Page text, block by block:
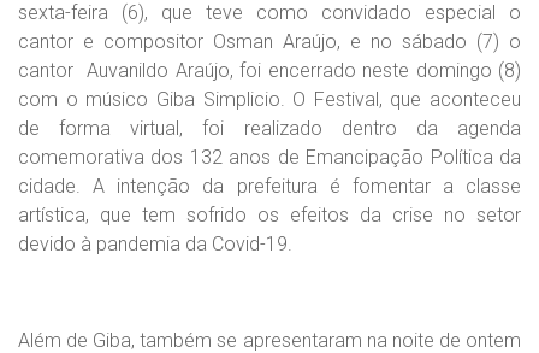
sexta-feira (6), que teve como convidado especial o
cantor e compositor Osman Araújo, e no sábado (7) o
cantor Auvanildo Araújo, foi encerrado neste domingo (8)
com o músico Giba Simplicio. O Festival, que aconteceu
de forma virtual, foi realizado dentro da agenda
comemorativa dos 132 anos de Emancipação Política da
cidade. A intenção da prefeitura é fomentar a classe
artística, que tem sofrido os efeitos da crise no setor
devido à pandemia da Covid-19.
Além de Giba, também se apresentaram na noite de ontem